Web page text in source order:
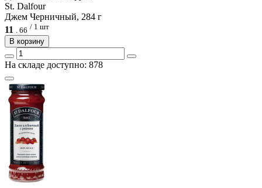
St. Dalfour
Джем Черничный, 284 г
11 . 66 / 1 шт
В корзину
На складе доступно: 878